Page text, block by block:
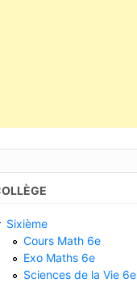
Sixième
Cours Math 6e
Exo Maths 6e
Sciences de la Vie 6e